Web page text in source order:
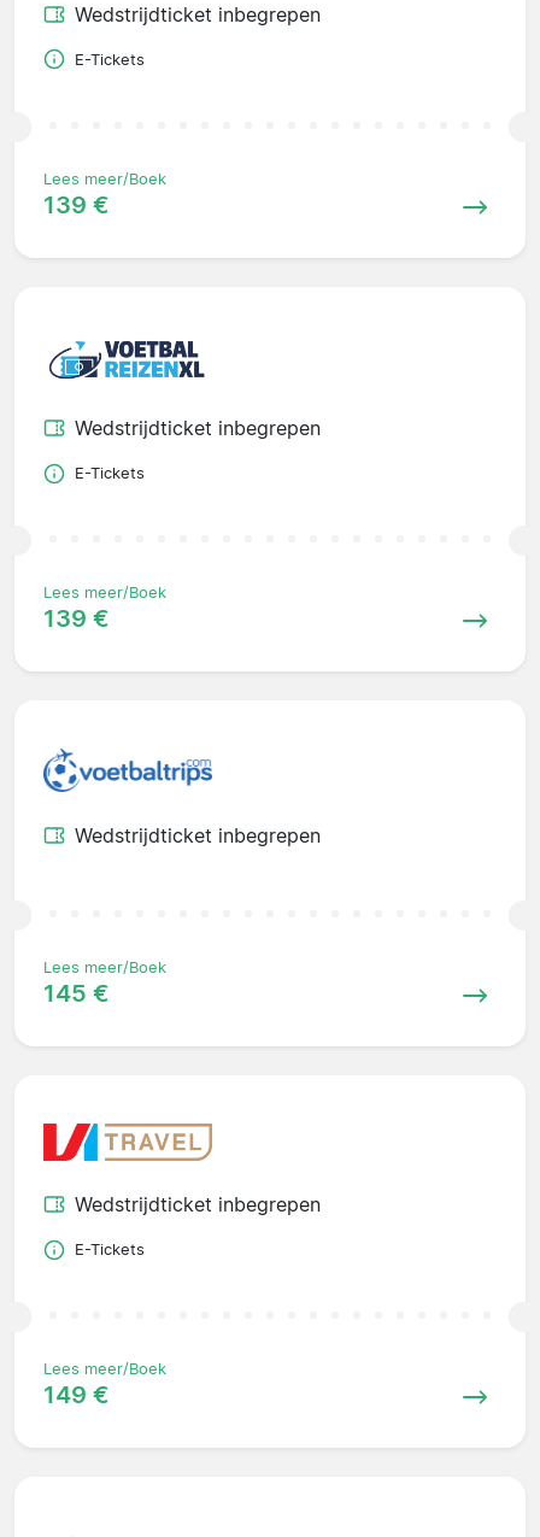
Wedstrijdticket inbegrepen
E-Tickets
Lees meer/Boek
139 €
Wedstrijdticket inbegrepen
E-Tickets
Lees meer/Boek
139 €
Wedstrijdticket inbegrepen
Lees meer/Boek
145 €
Wedstrijdticket inbegrepen
E-Tickets
Lees meer/Boek
149 €